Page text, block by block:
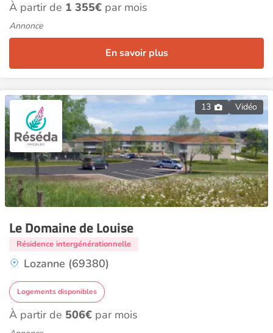
À partir de 1 355€ par mois
Annonce
En savoir plus
13 Vidéo
Le Domaine de Louise
Résidence intergénérationnelle
Lozanne (69380)
Logements disponibles
À partir de 506€ par mois